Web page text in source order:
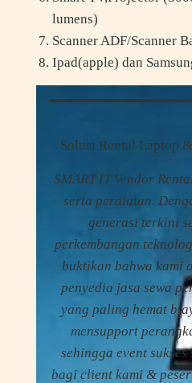
lumens)
Scanner ADF/Scanner
Ipad(apple) dan
Solusi Rental Laptop
SMART IT Vendor
serta peralatan.
generasi terkini
perkembangan
buktikan bahwa kami
penyedia jasa sewa
yang paling hemat
mensupport
sehingga event
bagi client kami &